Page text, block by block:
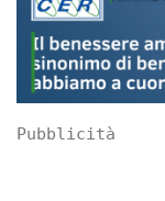
Pubblicità